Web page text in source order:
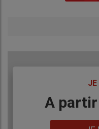
JE
Body
A